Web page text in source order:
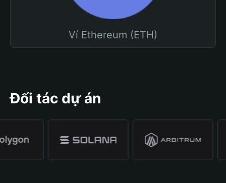
Ví Ethereum (ETH)
Đối tác dự án